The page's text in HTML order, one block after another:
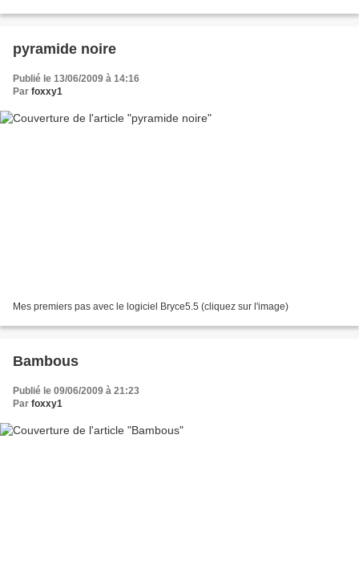
pyramide noire
Publié le 13/06/2009 à 14:16
Par foxxy1
Mes premiers pas avec le logiciel Bryce5.5 (cliquez sur l'image)
Bambous
Publié le 09/06/2009 à 21:23
Par foxxy1